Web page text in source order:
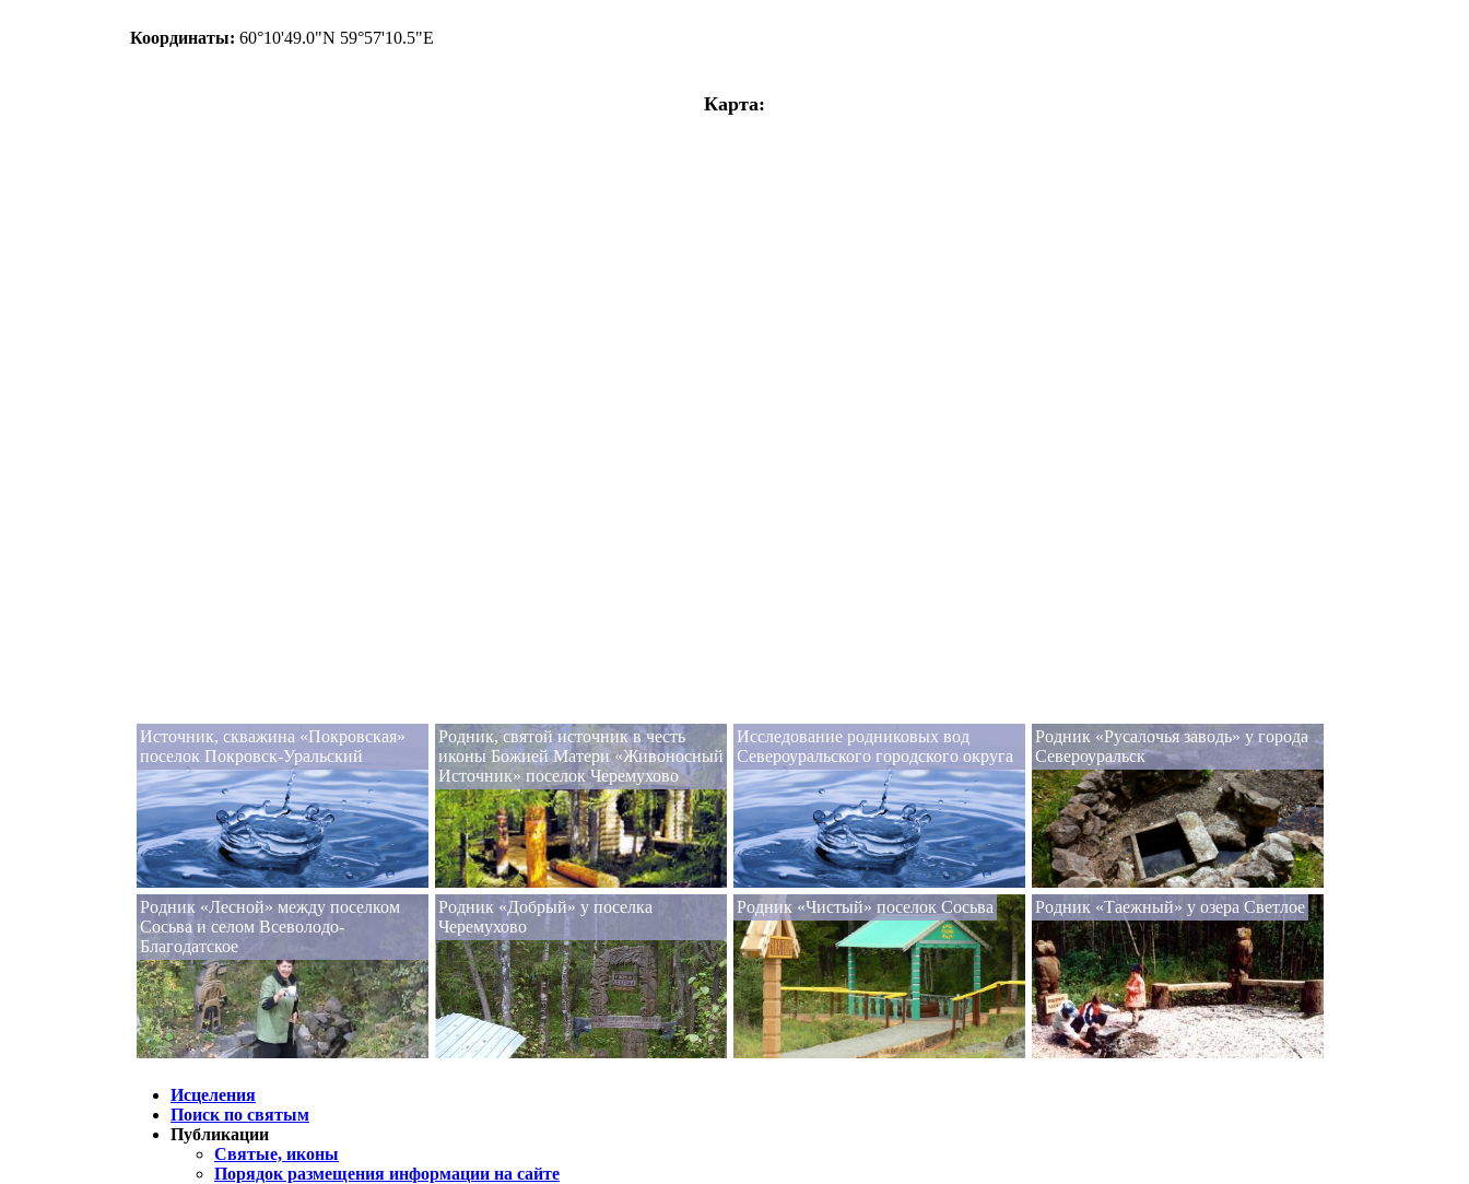
Координаты: 60°10'49.0"N 59°57'10.5"E
Карта:
Источник, скважина «Покровская»
поселок Покровск-Уральский
Родник, святой источник в честь
иконы Божией Матери «Живоносный
Источник» поселок Черемухово
Исследование родниковых вод
Североуральского городского округа
Родник «Русалочья заводь» у города
Североуральск
Родник «Лесной» между поселком
Сосьва и селом Всеволодо-
Благодатское
Родник «Добрый» у поселка
Черемухово
Родник «Чистый» поселок Сосьва Родник «Таежный» у озера Светлое
Исцеления
Поиск по святым
Публикации
Святые, иконы
Порядок размещения информации на сайте